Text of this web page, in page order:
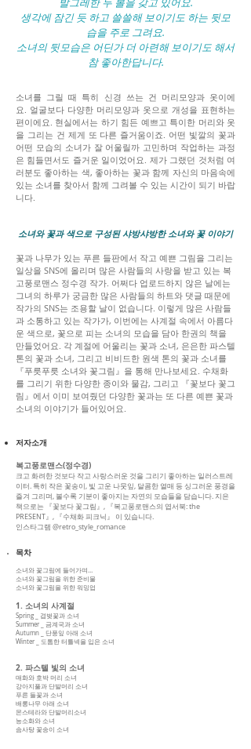
생각에 잠긴 듯 하고 쓸쓸해 보이기도 하는 뒷모
습을 주로 그려요.
소녀의 뒷모습은 어딘가 더 아련해 보이기도 해서
참 좋아한답니다.
소녀를 그릴 때 특히 신경 쓰는 건 머리모양과 옷이에
요. 얼굴보다 다양한 머리모양과 옷으로 개성을 표현하는
편이에요. 현실에서는 하기 힘든 예쁘고 특이한 머리와 옷
을 그리는 건 제게 또 다른 즐거움이죠. 어떤 빛깔의 꽃과
어떤 모습의 소녀가 잘 어울릴까 고민하며 작업하는 과정
은 힘들면서도 즐거운 일이었어요. 제가 그랬던 것처럼 여
러분도 좋아하는 색, 좋아하는 꽃과 함께 자신의 마음속에
있는 소녀를 찾아서 함께 그려볼 수 있는 시간이 되기 바랍
니다.
소녀와 꽃과 색으로 구성된 샤방샤방한 소녀와 꽃 이야기
꽃과 나무가 있는 푸른 들판에서 작고 예쁜 그림을 그리는
일상을 SNS에 올리며 많은 사람들의 사랑을 받고 있는 복
고풍로맨스 정수경 작가. 어쩌다 업로드하지 않은 날에는
그녀의 하루가 궁금한 많은 사람들의 하트와 댓글 때문에
작가의 SNS는 조용할 날이 없습니다. 이렇게 많은 사람들
과 소통하고 있는 작가가, 이번에는 사계절 속에서 아름다
운 색으로, 꽃으로 피는 소녀의 모습을 담아 한권의 책을
만들었어요. 각 계절에 어울리는 꽃과 소녀, 은은한 파스텔
톤의 꽃과 소녀, 그리고 비비드한 원색 톤의 꽃과 소녀를
『푸릇푸릇 소녀와 꽃그림』을 통해 만나보세요. 수채화
를 그리기 위한 다양한 종이와 물감, 그리고 『꽃보다 꽃그
림』에서 이미 보여줬던 다양한 꽃과는 또 다른 예쁜 꽃과
소녀의 이야기가 들어있어요.
저자소개
복고풍로맨스(정수경)
크고 화려한 것보다 작고 사랑스러운 것을 그리기 좋아하는 일러스트레
이터. 특히 작은 꽃송이, 빛 고운 나뭇잎, 달콤한 열매 등 싱그러운 풍경을
즐겨 그리며, 볼수록 기분이 좋아지는 자연의 모습들을 담습니다. 지은
책으로는 『꽃보다 꽃그림』, 『복고풍로맨스의 엽서북: the
PRESENT』, 『수채화 피크닉』 이 있습니다.
인스타그램 @retro_style_romance
목차
소녀와 꽃그림에 들어가며…
소녀와 꽃그림을 위한 준비물
소녀와 꽃그림을 위한 워밍업
1. 소녀의 사계절
Spring _ 겹벚꽃과 소녀
Summer _ 금계국과 소녀
Autumn _ 단풍잎 아래 소녀
Winter _ 도톰한 터틀넥을 입은 소녀
2. 파스텔 빛의 소녀
매화와 호박 머리 소녀
강아지풀과 단발머리 소녀
푸른 들꽃과 소녀
배롱나무 아래 소녀
몬스테라와 단발머리소녀
능소화와 소녀
솜사탕 꽃송이 소녀